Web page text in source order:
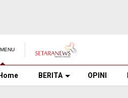
MENU
Home BERITA OPINI